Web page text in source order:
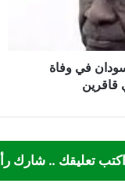
في وفاة
قاقرين
اكتب تعليقك .. شارك